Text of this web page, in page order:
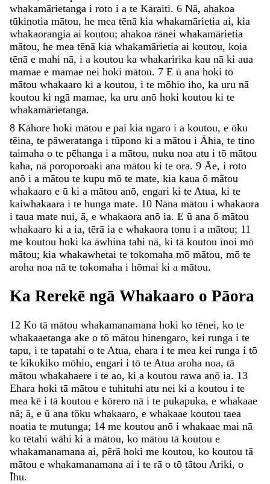
whakamārietanga i roto i a te Karaiti. 6 Nā, ahakoa
tūkinotia mātou, he mea tēnā kia whakamārietia ai, kia
whakaorangia ai koutou; ahakoa rānei whakamārietia
mātou, he mea tēnā kia whakamārietia ai koutou, koia
tēnā e mahi nā, i a koutou ka whakaririka kau nā ki aua
mamae e mamae nei hoki mātou. 7 E ū ana hoki tō
mātou whakaaro ki a koutou, i te mōhio iho, ka uru nā
koutou ki ngā mamae, ka uru anō hoki koutou ki te
whakamārietanga.
8 Kāhore hoki mātou e pai kia ngaro i a koutou, e ōku
tēina, te pāweratanga i tūpono ki a mātou i Āhia, te tino
taimaha o te pēhanga i a mātou, nuku noa atu i tō mātou
kaha, nā poroporoaki ana mātou ki te ora. 9 Āe, i roto
anō i a mātou te kupu mō te mate, kia kaua ō mātou
whakaaro e ū ki a mātou anō, engari ki te Atua, ki te
kaiwhakaara i te hunga mate. 10 Nāna mātou i whakaora
i taua mate nui, ā, e whakaora anō ia. E ū ana ō mātou
whakaaro ki a ia, tērā ia e whakaora tonu i a mātou; 11
me koutou hoki ka āwhina tahi nā, ki tā koutouīnoi mō
mātou; kia whakawhetai te tokomaha mō mātou, mō te
aroha noa nā te tokomaha i hōmai ki a mātou.
Ka Rerekē ngā Whakaaro o Pāora
12 Ko tā mātou whakamanamana hoki ko tēnei, ko te
whakaaetanga ake o tō mātou hinengaro, kei runga i te
tapu, i te tapatahi o te Atua, ehara i te mea kei runga i tō
te kikokiko mōhio, engari i tō te Atua aroha noa, tā
mātou whakahaere i te ao, ki a koutou rawa anō ia. 13
Ehara hoki tā mātou e tuhituhi atu nei ki a koutou i te
mea kē i tā koutou e kōrero nā i te pukapuka, e whakaae
nā; ā, e ū ana tōku whakaaro, e whakaae koutou taea
noatia te mutunga; 14 me koutou anō i whakaae mai nā
ko tētahi wāhi ki a mātou, ko mātou tā koutou e
whakamanamana ai, pērā hoki me koutou, ko koutou tā
mātou e whakamanamana ai i te rā o tō tātou Ariki, o
Īhu.